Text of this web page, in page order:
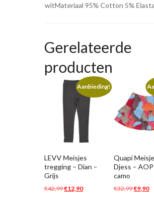
witMateriaal 95% Cotton 5%
Gerelateerde
producten
Aanbieding!
LEVV Meisjes
tregging – Dian –
Grijs
€42,99Oorspronkelijke
€12,90Huidige
Quapi
Djess –
camo
€32,99€9,90